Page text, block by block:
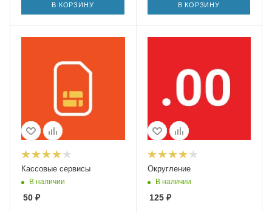
В КОРЗИНУ В КОРЗИНУ
Кассовые сервисы
В наличии
50 ₽
Округление
В наличии
125₽